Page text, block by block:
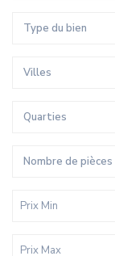
Type du bien
Villes
Quarties
Nombre de pièces